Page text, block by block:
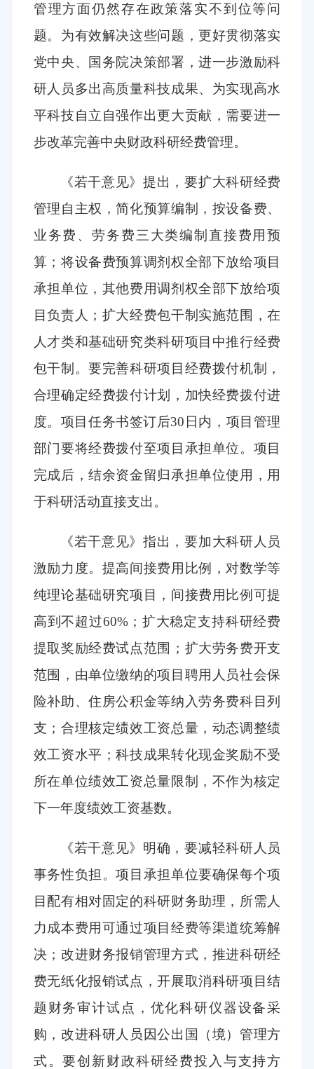
管理方面仍然存在政策落实不到位等问
题。为有效解决这些问题，更好贯彻落实
党中央、国务院决策部署，进一步激励科
研人员多出高质量科技成果、为实现高水
平科技自立自强作出更大贡献，需要进一
步改革完善中央财政科研经费管理。
《若干意见》提出，要扩大科研经费
管理自主权，简化预算编制，按设备费、
业务费、劳务费三大类编制直接费用预
算；将设备费预算调剂权全部下放给项目
承担单位，其他费用调剂权全部下放给项
目负责人；扩大经费包干制实施范围，在
人才类和基础研究类科研项目中推行经费
包干制。要完善科研项目经费拨付机制，
合理确定经费拨付计划，加快经费拨付进
度。项目任务书签订后30日内，项目管理
部门要将经费拨付至项目承担单位。项目
完成后，结余资金留归承担单位使用，用
于科研活动直接支出。
《若干意见》指出，要加大科研人员
激励力度。提高间接费用比例，对数学等
纯理论基础研究项目，间接费用比例可提
高到不超过60%；扩大稳定支持科研经费
提取奖励经费试点范围；扩大劳务费开支
范围，由单位缴纳的项目聘用人员社会保
险补助、住房公积金等纳入劳务费科目列
支；合理核定绩效工资总量，动态调整绩
效工资水平；科技成果转化现金奖励不受
所在单位绩效工资总量限制，不作为核定
下一年度绩效工资基数。
《若干意见》明确，要减轻科研人员
事务性负担。项目承担单位要确保每个项
目配有相对固定的科研财务助理，所需人
力成本费用可通过项目经费等渠道统筹解
决；改进财务报销管理方式，推进科研经
费无纸化报销试点，开展取消科研项目结
题财务审计试点，优化科研仪器设备采
购，改进科研人员因公出国（境）管理方
式。要创新财政科研经费投入与支持方